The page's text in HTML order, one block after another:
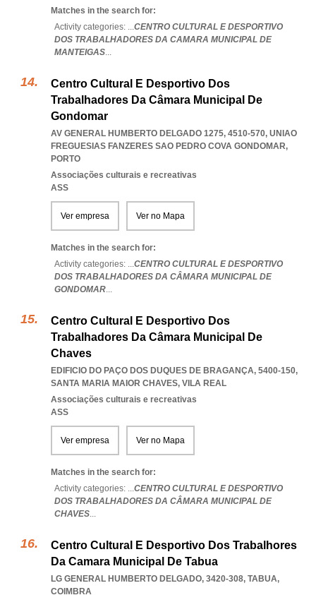
Matches in the search for:
Activity categories: ...CENTRO CULTURAL E DESPORTIVO
DOS TRABALHADORES DA CAMARA MUNICIPAL DE
MANTEIGAS...
Centro Cultural E Desportivo Dos
Trabalhadores Da Câmara Municipal De
Gondomar
AV GENERAL HUMBERTO DELGADO 1275, 4510-570, UNIAO
FREGUESIAS FANZERES SAO PEDRO COVA GONDOMAR,
PORTO
Associações culturais e recreativas
ASS
Ver empresa Ver no Mapa
Matches in the search for:
Activity categories: ...CENTRO CULTURAL E DESPORTIVO
DOS TRABALHADORES DA CÂMARA MUNICIPAL DE
GONDOMAR...
Centro Cultural E Desportivo Dos
Trabalhadores Da Câmara Municipal De
Chaves
EDIFICIO DO PAÇO DOS DUQUES DE BRAGANÇA, 5400-150,
SANTA MARIA MAIOR CHAVES, VILA REAL
Associações culturais e recreativas
ASS
Ver empresa Ver no Mapa
Matches in the search for:
Activity categories: ...CENTRO CULTURAL E DESPORTIVO
DOS TRABALHADORES DA CÂMARA MUNICIPAL DE
CHAVES...
Centro Cultural E Desportivo Dos Trabalhores
Da Camara Municipal De Tabua
LG GENERAL HUMBERTO DELGADO, 3420-308, TABUA,
COIMBRA